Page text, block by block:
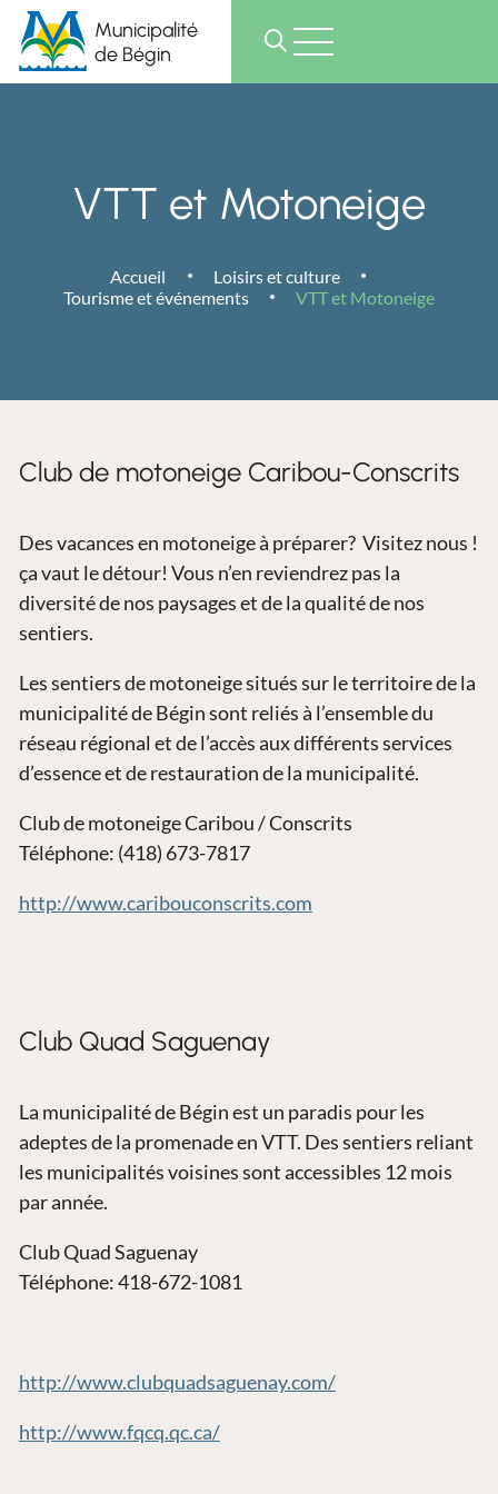
Municipalité
de Bégin
VTT et Motoneige
Accueil
Loisirs et culture
Tourisme et événements
VTT et Motoneige
Club de motoneige Caribou-Conscrits
Des vacances en motoneige à préparer? Visitez nous !
ça vaut le détour! Vous n’en reviendrez pas la
diversité de nos paysages et de la qualité de nos
sentiers.
Les sentiers de motoneige situés sur le territoire de la
municipalité de Bégin sont reliés à l’ensemble du
réseau régional et de l’accès aux différents services
d’essence et de restauration de la municipalité.
Club de motoneige Caribou / Conscrits
Téléphone: (418) 673-7817
http://www.caribouconscrits.com
Club Quad Saguenay
La municipalité de Bégin est un paradis pour les
adeptes de la promenade en VTT. Des sentiers reliant
les municipalités voisines sont accessibles 12 mois
par année.
Club Quad Saguenay
Téléphone: 418-672-1081
http://www.clubquadsaguenay.com/
http://www.fqcq.qc.ca/